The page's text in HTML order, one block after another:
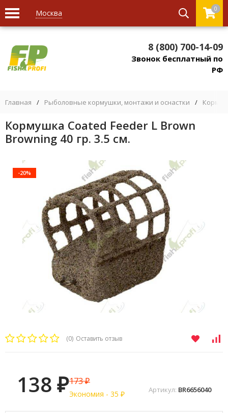
Москва 0
8 (800) 700-14-09
Звонок бесплатный по
РФ
Главная / Рыболовные кормушки, монтажи и оснастки /
Кормушка Coated Feeder L Brown
Browning 40 гр. 3.5 см.
-20%
(0) Оставить отзыв
Артикул: BR6656040
138 ₽173₽
Экономия - 35 ₽